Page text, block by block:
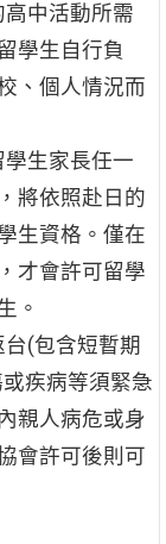
中活動所需
學生自行負
、個人情況而
生家長任一
將依照赴日的
生資格。僅在
才會許可留學
。
(包含短暫期
疾病等須緊急
親人病危或身
會許可後則可